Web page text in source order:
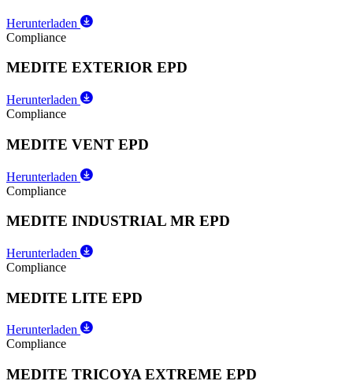
Herunterladen
Compliance
MEDITE EXTERIOR EPD
Herunterladen
Compliance
MEDITE VENT EPD
Herunterladen
Compliance
MEDITE INDUSTRIAL MR EPD
Herunterladen
Compliance
MEDITE LITE EPD
Herunterladen
Compliance
MEDITE TRICOYA EXTREME EPD